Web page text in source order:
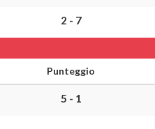
2 - 7
Punteggio
5 - 1